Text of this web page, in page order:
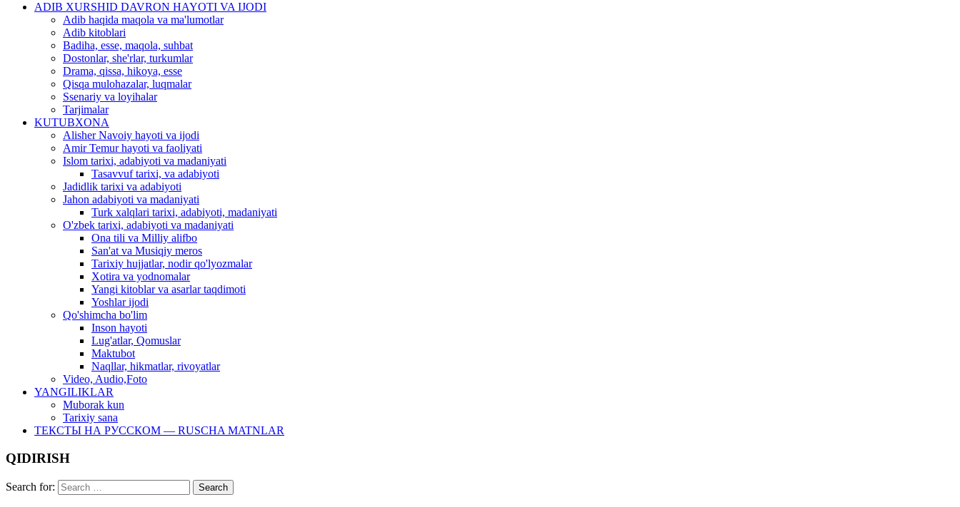
ADIB XURSHID DAVRON HAYOTI VA IJODI
Adib haqida maqola va ma'lumotlar
Adib kitoblari
Badiha, esse, maqola, suhbat
Dostonlar, she'rlar, turkumlar
Drama, qissa, hikoya, esse
Qisqa mulohazalar, luqmalar
Ssenariy va loyihalar
Tarjimalar
KUTUBXONA
Alisher Navoiy hayoti va ijodi
Amir Temur hayoti va faoliyati
Islom tarixi, adabiyoti va madaniyati
Tasavvuf tarixi, va adabiyoti
Jadidlik tarixi va adabiyoti
Jahon adabiyoti va madaniyati
Turk xalqlari tarixi, adabiyoti, madaniyati
O'zbek tarixi, adabiyoti va madaniyati
Ona tili va Milliy alifbo
San'at va Musiqiy meros
Tarixiy hujjatlar, nodir qo'lyozmalar
Xotira va yodnomalar
Yangi kitoblar va asarlar taqdimoti
Yoshlar ijodi
Qo'shimcha bo'lim
Inson hayoti
Lug'atlar, Qomuslar
Maktubot
Naqllar, hikmatlar, rivoyatlar
Video, Audio,Foto
YANGILIKLAR
Muborak kun
Tarixiy sana
ТЕКСТЫ НА РУССКОМ — RUSCHA MATNLAR
QIDIRISH
Search for: